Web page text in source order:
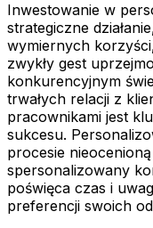
Inwestowanie w
strategiczne
wymiernych
zwykły gest
konkurencyjnym
trwałych relacji z
pracownikami jest
sukcesu.
procesie
spersonalizowany
poświęca czas i
preferencji swoich